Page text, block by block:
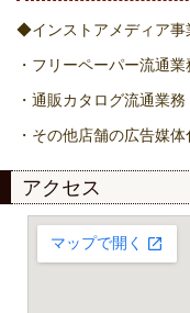
◆インストアメディア事
・フリーペーパー流通業
・通販カタログ流通業務
・その他店舗の広告媒
アクセス